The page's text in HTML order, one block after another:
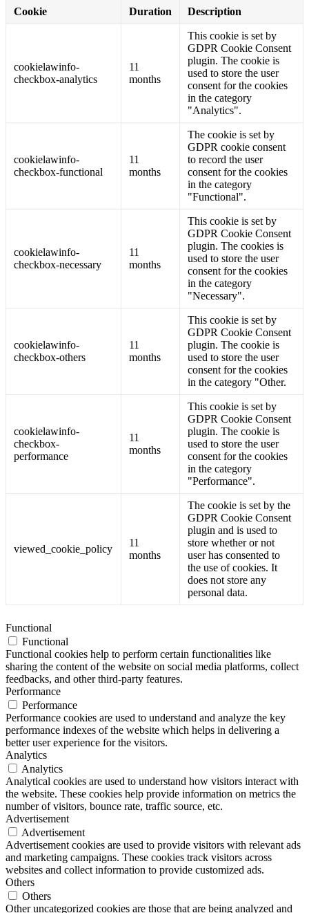
Cookie
Duration Description
cookielawinfo-
checkbox-analytics
11
months
This cookie is set by
GDPR Cookie Consent
plugin. The cookie is
used to store the user
consent for the cookies
in the category
"Analytics".
cookielawinfo-
checkbox-functional
11
months
The cookie is set by
GDPR cookie consent
to record the user
consent for the cookies
in the category
"Functional".
cookielawinfo-
checkbox-necessary
11
months
This cookie is set by
GDPR Cookie Consent
plugin. The cookies is
used to store the user
consent for the cookies
in the category
"Necessary".
cookielawinfo-
checkbox-others
11
months
This cookie is set by
GDPR Cookie Consent
plugin. The cookie is
used to store the user
consent for the cookies
in the category "Other.
cookielawinfo-
checkbox-
performance
11
months
This cookie is set by
GDPR Cookie Consent
plugin. The cookie is
used to store the user
consent for the cookies
in the category
"Performance".
viewed_cookie_policy
11
months
The cookie is set by the
GDPR Cookie Consent
plugin and is used to
store whether or not
user has consented to
the use of cookies. It
does not store any
personal data.
Functional
Functional
Functional cookies help to perform certain functionalities like
sharing the content of the website on social media platforms, collect
feedbacks, and other third-party features.
Performance
Performance
Performance cookies are used to understand and analyze the key
performance indexes of the website which helps in delivering a
better user experience for the visitors.
Analytics
Analytics
Analytical cookies are used to understand how visitors interact with
the website. These cookies help provide information on metrics the
number of visitors, bounce rate, traffic source, etc.
Advertisement
Advertisement
Advertisement cookies are used to provide visitors with relevant ads
and marketing campaigns. These cookies track visitors across
websites and collect information to provide customized ads.
Others
Others
Other uncategorized cookies are those that are being analyzed and